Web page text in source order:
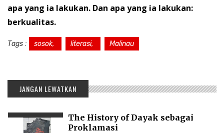
apa yang ia lakukan. Dan apa yang ia lakukan:
berkualitas.
Tags : sosok, literasi, Malinau
JANGAN LEWATKAN
The History of Dayak sebagai
Proklamasi